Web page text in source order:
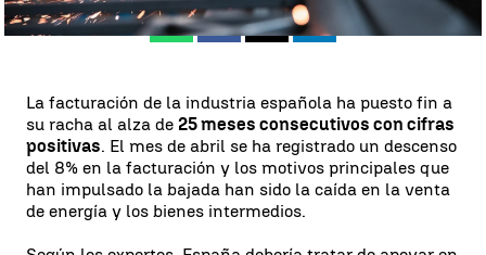
WhatsappFacebook
X Linkedin
La facturación de la industria española ha puesto fin a
su racha al alza de 25 meses consecutivos con cifras
positivas. El mes de abril se ha registrado un descenso
del 8% en la facturación y los motivos principales que
han impulsado la bajada han sido la caída en la venta
de energía y los bienes intermedios.